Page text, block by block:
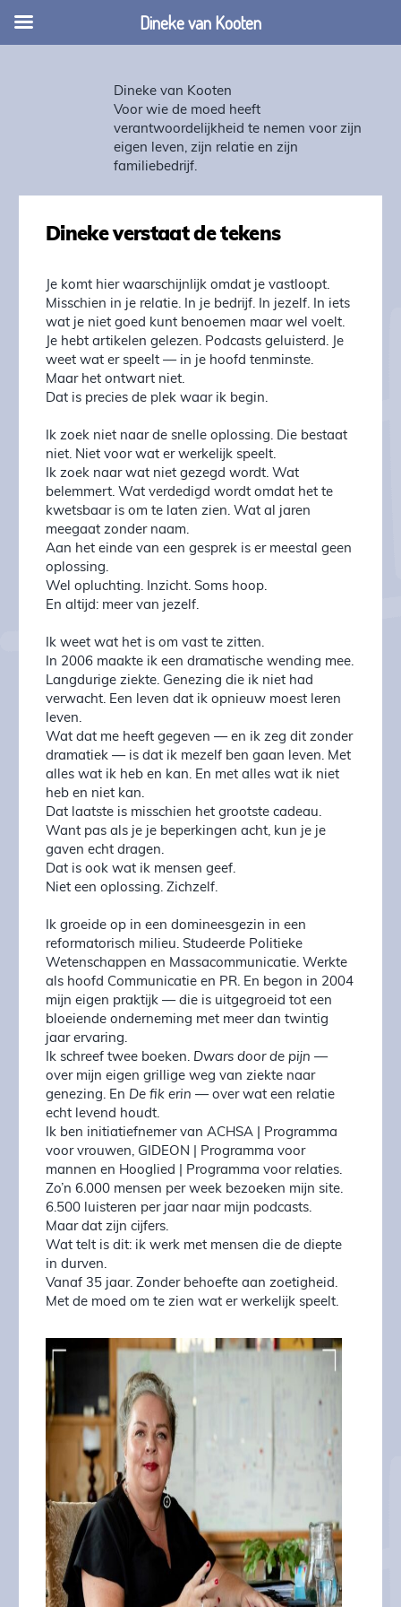
Dineke van Kooten
Voor wie de moed heeft
verantwoordelijkheid te nemen voor zijn
eigen leven, zijn relatie en zijn
familiebedrijf.
Dineke verstaat de tekens
Je komt hier waarschijnlijk omdat je vastloopt.
Misschien in je relatie. In je bedrijf. In jezelf. In iets
wat je niet goed kunt benoemen maar wel voelt.
Je hebt artikelen gelezen. Podcasts geluisterd. Je
weet wat er speelt — in je hoofd tenminste.
Maar het ontwart niet.
Dat is precies de plek waar ik begin.
Ik zoek niet naar de snelle oplossing. Die bestaat
niet. Niet voor wat er werkelijk speelt.
Ik zoek naar wat niet gezegd wordt. Wat
belemmert. Wat verdedigd wordt omdat het te
kwetsbaar is om te laten zien. Wat al jaren
meegaat zonder naam.
Aan het einde van een gesprek is er meestal geen
oplossing.
Wel opluchting. Inzicht. Soms hoop.
En altijd: meer van jezelf.
Ik weet wat het is om vast te zitten.
In 2006 maakte ik een dramatische wending mee.
Langdurige ziekte. Genezing die ik niet had
verwacht. Een leven dat ik opnieuw moest leren
leven.
Wat dat me heeft gegeven — en ik zeg dit zonder
dramatiek — is dat ik mezelf ben gaan leven. Met
alles wat ik heb en kan. En met alles wat ik niet
heb en niet kan.
Dat laatste is misschien het grootste cadeau.
Want pas als je je beperkingen acht, kun je je
gaven echt dragen.
Dat is ook wat ik mensen geef.
Niet een oplossing. Zichzelf.
Ik groeide op in een domineesgezin in een
reformatorisch milieu. Studeerde Politieke
Wetenschappen en Massacommunicatie. Werkte
als hoofd Communicatie en PR. En begon in 2004
mijn eigen praktijk — die is uitgegroeid tot een
bloeiende onderneming met meer dan twintig
jaar ervaring.
Ik schreef twee boeken. Dwars door de pijn —
over mijn eigen grillige weg van ziekte naar
genezing. En De fik erin — over wat een relatie
echt levend houdt.
Ik ben initiatiefnemer van ACHSA | Programma
voor vrouwen, GIDEON | Programma voor
mannen en Hooglied | Programma voor relaties.
Zo’n 6.000 mensen per week bezoeken mijn site.
6.500 luisteren per jaar naar mijn podcasts.
Maar dat zijn cijfers.
Wat telt is dit: ik werk met mensen die de diepte
in durven.
Vanaf 35 jaar. Zonder behoefte aan zoetigheid.
Met de moed om te zien wat er werkelijk speelt.
Dineke van Kooten